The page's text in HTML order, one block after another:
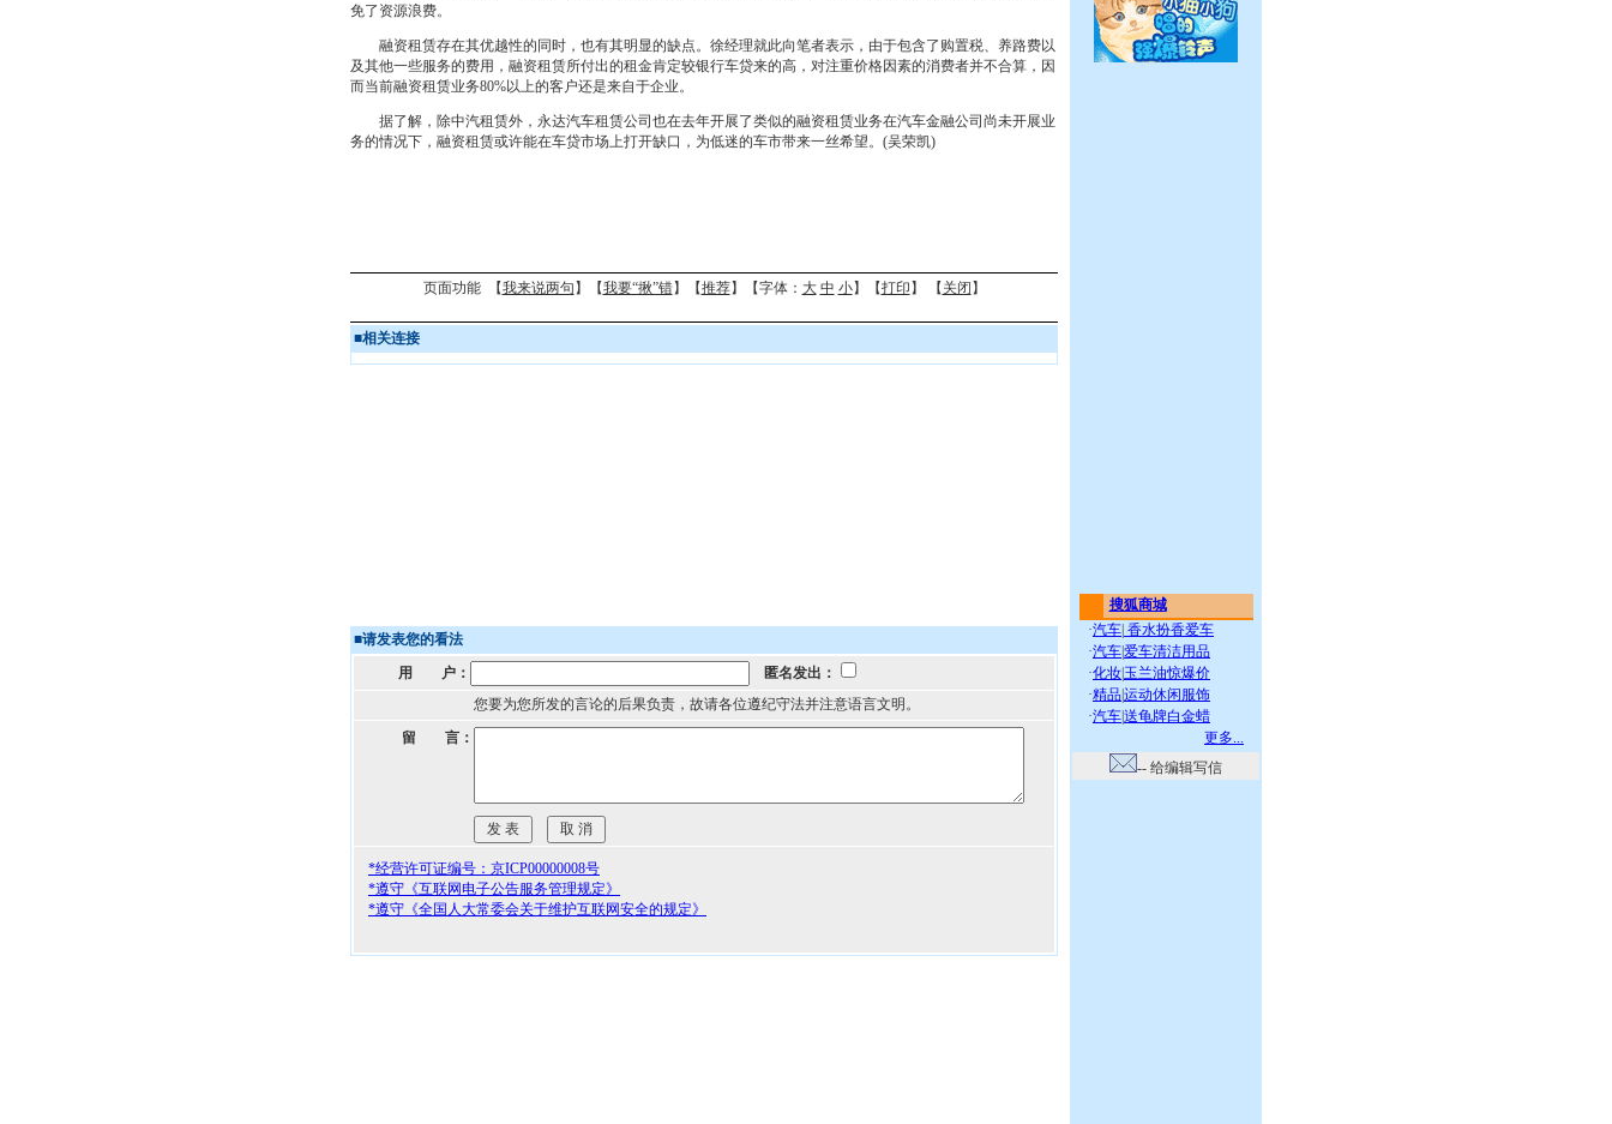
免了资源浪费。
融资租赁存在其优越性的同时，也有其明显的缺点。徐经理就此向笔者表示，由于包含了购置税、养路费以
及其他一些服务的费用，融资租赁所付出的租金肯定较银行车贷来的高，对注重价格因素的消费者并不合算，因
而当前融资租赁业务80%以上的客户还是来自于企业。
据了解，除中汽租赁外，永达汽车租赁公司也在去年开展了类似的融资租赁业务在汽车金融公司尚未开展业
务的情况下，融资租赁或许能在车贷市场上打开缺口，为低迷的车市带来一丝希望。(吴荣凯)
页面功能 【我来说两句 】【我要“揪”错】【推荐】【字体： 大 中 小】【打印 】 【 关闭 】
■相关连接
■请发表您的看法
用 户：
匿名发出：
您要为您所发的言论的后果负责，故请各位遵纪守法并注意语言文明。
留 言：
*经营许可证编号：京ICP00000008号
*遵守《互联网电子公告服务管理规定》
*遵守《全国人大常委会关于维护互联网安全的规定》
搜狐商城
·汽车 香水扮香爱车
·汽车爱车清洁用品
·化妆 玉兰油惊爆价
·精品运动休闲服饰
·汽车送龟牌白金蜡
更多...
-- 给编辑写信